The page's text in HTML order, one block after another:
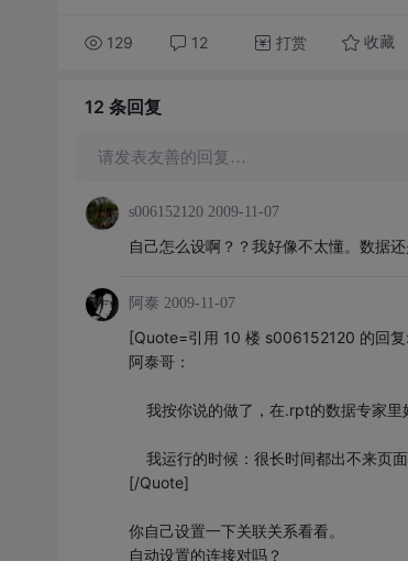
129 12 打赏 收藏
12 条回复
请发表友善的回复…
s006152120 2009-11-07
自己怎么设啊？？我好像不太懂。数据还
阿泰 2009-11-07
[Quote=引用 10 楼 s006152120 的回
阿泰哥：
我按你说的做了，在.rpt的数据专家里
我运行的时候：很长时间都出不来页
[/Quote]
你自己设置一下关联关系看看。
自动设置的连接对吗？